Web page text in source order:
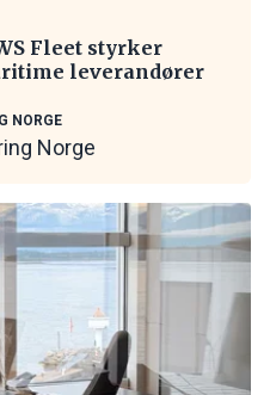
Fleet styrker
leverandører
NORGE
Norge